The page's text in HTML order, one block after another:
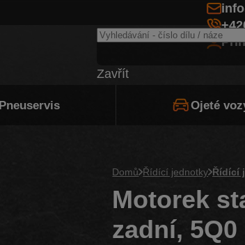
Pneuservis Ojeté
Zavřít
Domů Řídící jednotky Řídící
Motorek
zadní, 5Q0